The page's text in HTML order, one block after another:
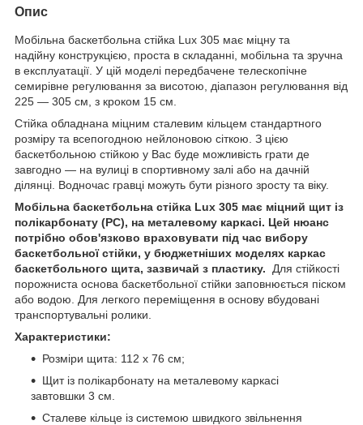
Опис
Мобільна баскетбольна стійка Lux 305 має міцну та
надійну конструкцією, проста в складанні, мобільна та зручна
в експлуатації. У цій моделі передбачене телескопічне
семирівне регулювання за висотою, діапазон регулювання від
225 — 305 см, з кроком 15 см.
Стійка обладнана міцним сталевим кільцем стандартного
розміру та всепогодною нейлоновою сіткою. З цією
баскетбольною стійкою у Вас буде можливість грати де
завгодно — на вулиці в спортивному залі або на дачній
ділянці. Водночас гравці можуть бути різного зросту та віку.
Мобільна баскетбольна стійка Lux 305 має міцний щит із
полікарбонату (РС), на металевому каркасі. Цей нюанс
потрібно обов'язково враховувати під час вибору
баскетбольної стійки, у бюджетніших моделях каркас
баскетбольного щита, зазвичай з пластику. Для стійкості
порожниста основа баскетбольної стійки заповнюється піском
або водою. Для легкого переміщення в основу вбудовані
транспортувальні ролики.
Характеристики:
Розміри щита: 112 х 76 см;
Щит із полікарбонату на металевому каркасі
завтовшки 3 см.
Сталеве кільце із системою швидкого звільнення